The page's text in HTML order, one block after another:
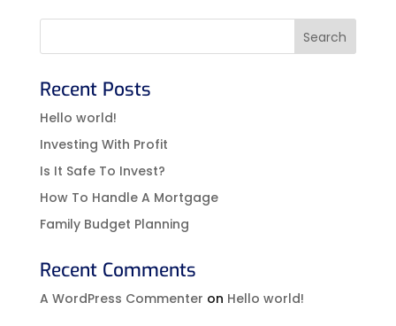
Recent Posts
Hello world!
Investing With Profit
Is It Safe To Invest?
How To Handle A Mortgage
Family Budget Planning
Recent Comments
A WordPress Commenter on Hello world!